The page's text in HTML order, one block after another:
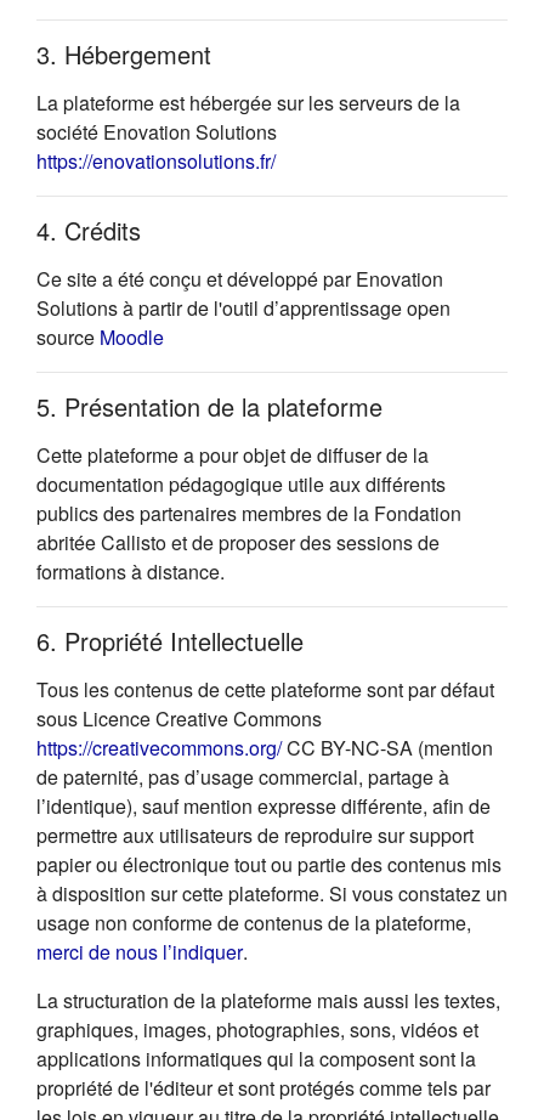
3. Hébergement
La plateforme est hébergée sur les serveurs de la
société Enovation Solutions
https://enovationsolutions.fr/(s'ouvre dans un nouvel onglet)
4. Crédits
Ce site a été conçu et développé par Enovation
Solutions à partir de l'outil d’apprentissage open
source Moodle(s'ouvre dans un nouvel onglet)
5. Présentation de la plateforme
Cette plateforme a pour objet de diffuser de la
documentation pédagogique utile aux différents
publics des partenaires membres de la Fondation
abritée Callisto et de proposer des sessions de
formations à distance.
6. Propriété Intellectuelle
Tous les contenus de cette plateforme sont par défaut
sous Licence Creative Commons
https://creativecommons.org/(s'ouvre dans un nouvel
CC BY-NC-SA (mention
de paternité, pas d’usage commercial, partage à
l’identique), sauf mention expresse différente, afin de
permettre aux utilisateurs de reproduire sur support
papier ou électronique tout ou partie des contenus mis
à disposition sur cette plateforme. Si vous constatez un
usage non conforme de contenus de la plateforme,
merci de nous l’indiquer(s'ouvre dans un nouvel onglet)
.
La structuration de la plateforme mais aussi les textes,
graphiques, images, photographies, sons, vidéos et
applications informatiques qui la composent sont la
propriété de l'éditeur et sont protégés comme tels par